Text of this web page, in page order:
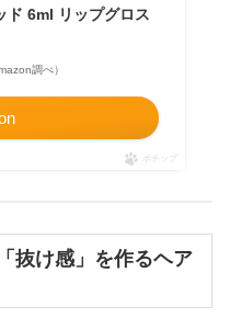
ド 6ml リップグロス
調べ）
ポチップ
抜け感」を作るヘア